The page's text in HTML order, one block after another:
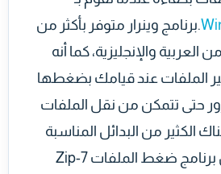
.برنامج وينرار متوفر بأكثر من
من العربية والإنجليزية، كما أنه
الملفات عند قيامك بضغطها
حتى تتمكن من نقل الملفات
الكثير من البدائل المناسبة
لبرنامج وينرار، مثل برنامج ضغط الملفات 7-Zip